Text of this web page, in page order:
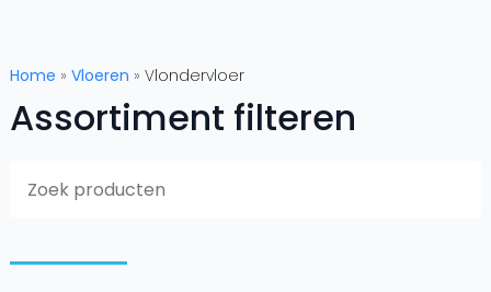
Home » Vloeren » Vlondervloer
Assortiment filteren